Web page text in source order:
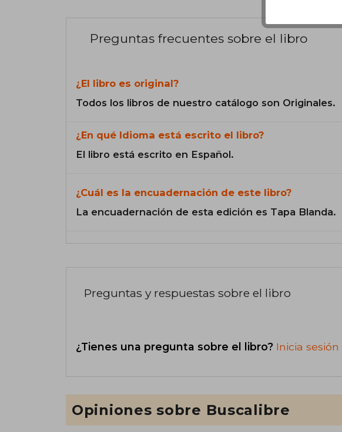
Preguntas frecuentes sobre el libro
¿El libro es original?
Todos los libros de nuestro catálogo son Originales.
¿En qué Idioma está escrito el libro?
El libro está escrito en Español.
¿Cuál es la encuadernación de este libro?
La encuadernación de esta edición es Tapa Blanda.
Preguntas y respuestas sobre el libro
¿Tienes una pregunta sobre el libro? Inicia sesión
Opiniones sobre Buscalibre